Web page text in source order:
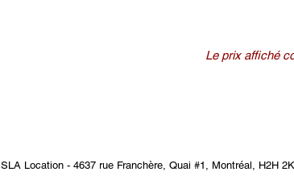
Le prix affiché
SLA Location - 4637 rue Franchère, Quai #1, Montréal, H2H